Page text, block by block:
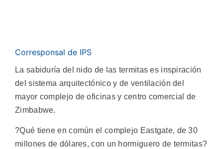
Corresponsal de IPS
La sabiduría del nido de las termitas es inspiración
del sistema arquitectónico y de ventilación del
mayor complejo de oficinas y centro comercial de
Zimbabwe.
?Qué tiene en común el complejo Eastgate, de 30
millones de dólares, con un hormiguero de termitas?